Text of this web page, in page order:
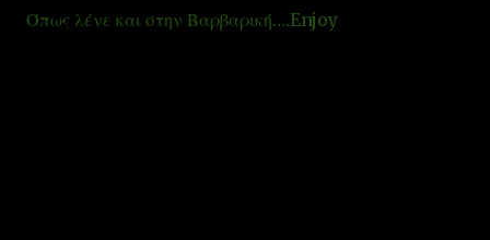
Όπως λένε και στην Βαρβαρική….Enjoy